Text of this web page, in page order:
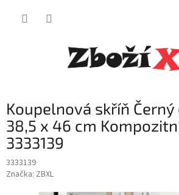
Koupelnová skříň
38,5 x 46 cm
3333139
3333139
Značka: ZBXL